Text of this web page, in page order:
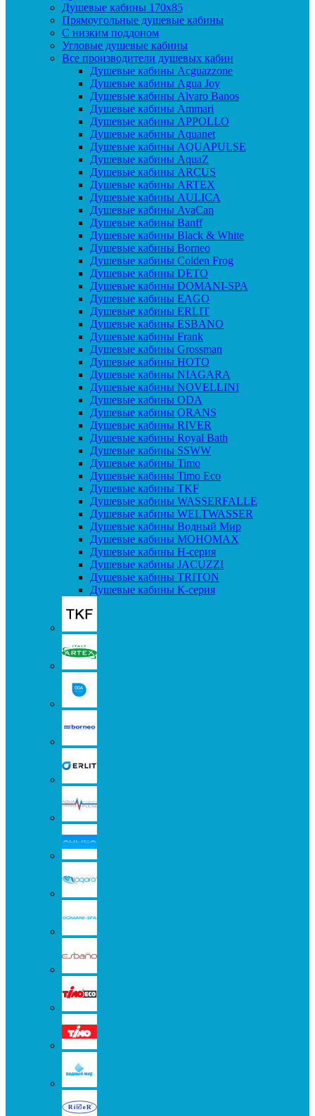
Душевые кабины 170x85
Прямоугольные душевые кабины
С низким поддоном
Угловые душевые кабины
Все производители душевых кабин
Душевые кабины Acguazzone
Душевые кабины Agua Joy
Душевые кабины Alvaro Banos
Душевые кабины Ammari
Душевые кабины APPOLLO
Душевые кабины Aquanet
Душевые кабины AQUAPULSE
Душевые кабины AquaZ
Душевые кабины ARCUS
Душевые кабины ARTEX
Душевые кабины AULICA
Душевые кабины AvaCan
Душевые кабины Banff
Душевые кабины Black & White
Душевые кабины Borneo
Душевые кабины Colden Frog
Душевые кабины DETO
Душевые кабины DOMANI-SPA
Душевые кабины EAGO
Душевые кабины ERLIT
Душевые кабины ESBANO
Душевые кабины Frank
Душевые кабины Grossman
Душевые кабины HOTO
Душевые кабины NIAGARA
Душевые кабины NOVELLINI
Душевые кабины ODA
Душевые кабины ORANS
Душевые кабины RIVER
Душевые кабины Royal Bath
Душевые кабины SSWW
Душевые кабины Timo
Душевые кабины Timo Eco
Душевые кабины TKF
Душевые кабины WASSERFALLE
Душевые кабины WELTWASSER
Душевые кабины Водный Мир
Душевые кабины МОНОМАХ
Душевые кабины H-серия
Душевые кабины JACUZZI
Душевые кабины TRITON
Душевые кабины К-серия